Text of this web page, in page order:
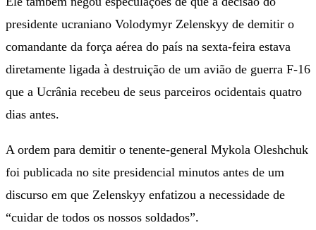
presidente ucraniano Volodymyr Zelenskyy de demitir o
comandante da força aérea do país na sexta-feira estava
diretamente ligada à destruição de um avião de guerra F-16
que a Ucrânia recebeu de seus parceiros ocidentais quatro
dias antes.
A ordem para demitir o tenente-general Mykola Oleshchuk
foi publicada no site presidencial minutos antes de um
discurso em que Zelenskyy enfatizou a necessidade de
“cuidar de todos os nossos soldados”.